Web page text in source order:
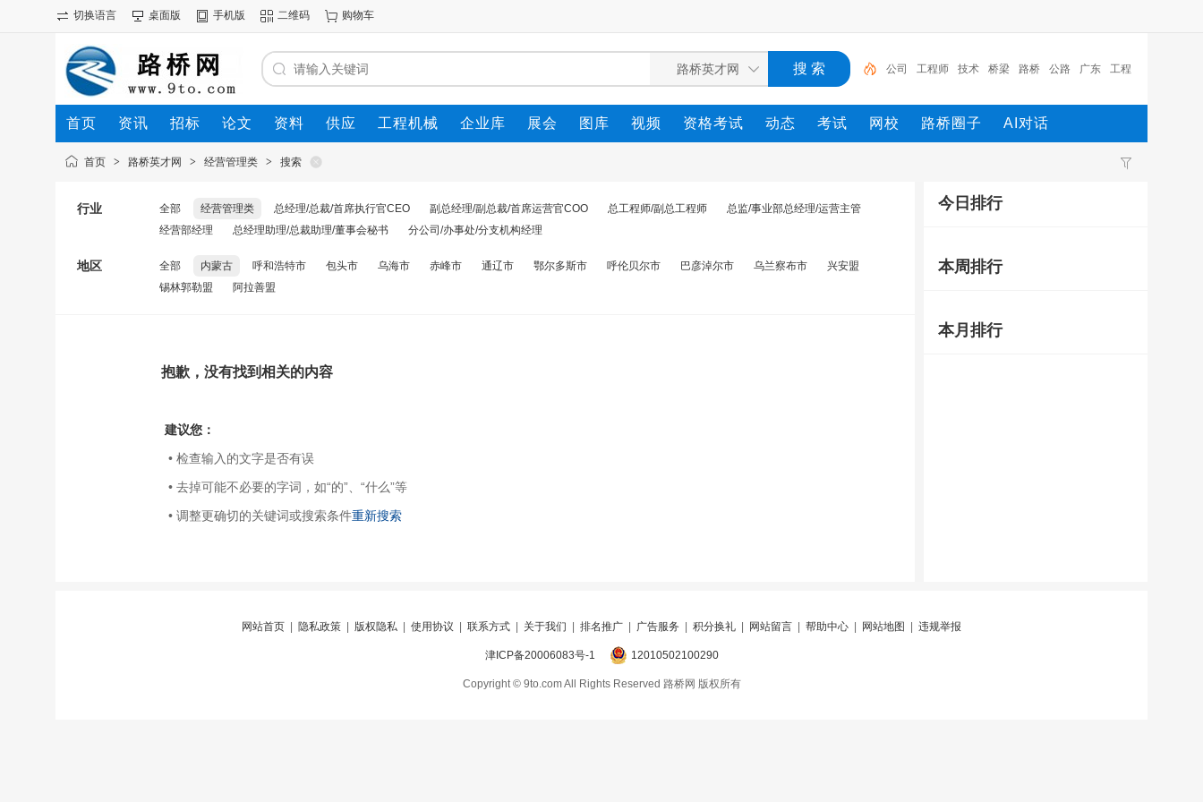
切换语言 桌面版 手机版 二维码 购物车
公司 工程师 技术 桥梁 路桥 公路 广东 工程
招聘 设计 公司
首页 资讯 招标 论文 资料 供应 工程机械 企业库 展会 图库 视频 资格考试 动态 考试 网校 路桥圈子 AI对话
首页 > 路桥英才网 > 经营管理类 > 搜索
行业 全部 经营管理类 总经理/总裁/首席执行官CEO 副总经理/副总裁/首席运营官COO 总工程师/副总工程师
总监/事业部总经理/运营主管
经营部经理
总经理助理/总裁助理/董事会秘书 分公司/办事处/分支机构经理
地区 全部 内蒙古 呼和浩特市 包头市 乌海市 赤峰市 通辽市 鄂尔多斯市 呼伦贝尔市 巴彦淖尔市 乌兰察布市
兴安盟
锡林郭勒盟
阿拉善盟
抱歉，没有找到相关的内容
建议您：
• 检查输入的文字是否有误
• 去掉可能不必要的字词，如“的”、“什么”等
• 调整更确切的关键词或搜索条件重新搜索
今日排行
本周排行
本月排行
网站首页 隐私政策 版权隐私 使用协议 联系方式 关于我们 排名推广 广告服务 积分换礼 网站留言 帮助中心 网站地图 违规举报
津ICP备20006083号-1 12010502100290
Copyright © 9to.com All Rights Reserved 路桥网 版权所有